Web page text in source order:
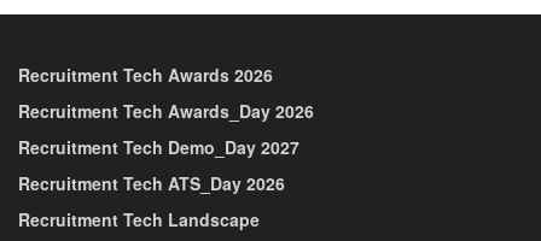
Recruitment Tech Awards 2026
Recruitment Tech Awards_Day 2026
Recruitment Tech Demo_Day 2027
Recruitment Tech ATS_Day 2026
Recruitment Tech Landscape